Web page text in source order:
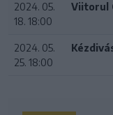
2024. 05.
18. 18:00
Viitorul
2024. 05.
25. 18:00